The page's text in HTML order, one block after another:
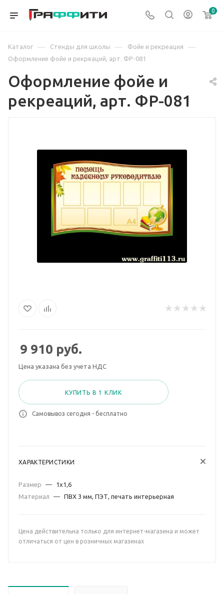
0
Каталог — Стенды для школы — Фойе и рекреация —
Оформление фойе и рекреаций, арт. ФР-081
Оформление фойе и
рекреаций, арт. ФР-081
9 910 руб.
Цена указана без учета НДС
КУПИТЬ В 1 КЛИК
Самовывоз сегодня - бесплатно
ХАРАКТЕРИСТИКИ
Размер —
1х1,6
Материал
— ПВХ 3 мм, ПЭТ, печать интерьерная
Цена действительна только для интернет-магазина и может
отличаться от цен в розничных магазинах